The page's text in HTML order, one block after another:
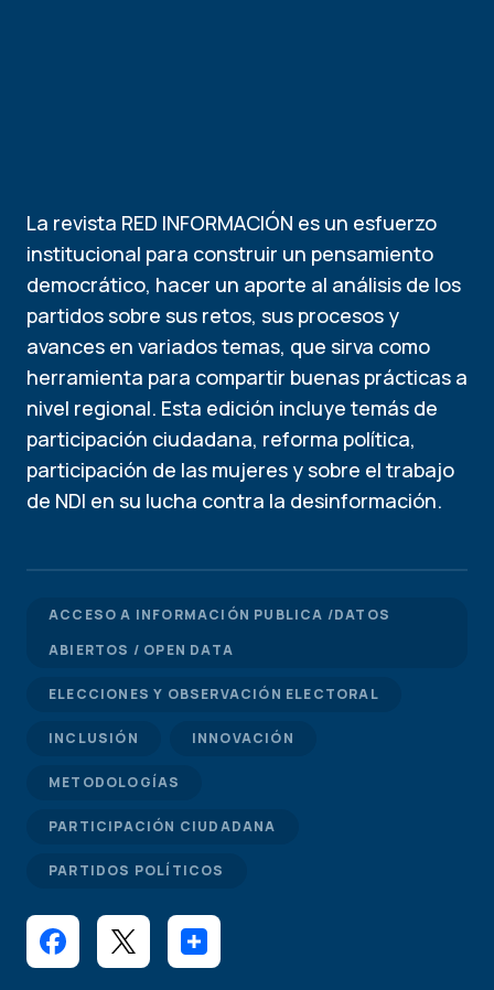
La revista RED INFORMACIÓN es un esfuerzo
institucional para construir un pensamiento
democrático, hacer un aporte al análisis de los
partidos sobre sus retos, sus procesos y
avances en variados temas, que sirva como
herramienta para compartir buenas prácticas a
nivel regional. Esta edición incluye temás de
participación ciudadana, reforma política,
participación de las mujeres y sobre el trabajo
de NDI en su lucha contra la desinformación.
ACCESO A INFORMACIÓN PUBLICA /DATOS
ABIERTOS / OPEN DATA
ELECCIONES Y OBSERVACIÓN ELECTORAL
INCLUSIÓN INNOVACIÓN
METODOLOGÍAS
PARTICIPACIÓN CIUDADANA
PARTIDOS POLÍTICOS